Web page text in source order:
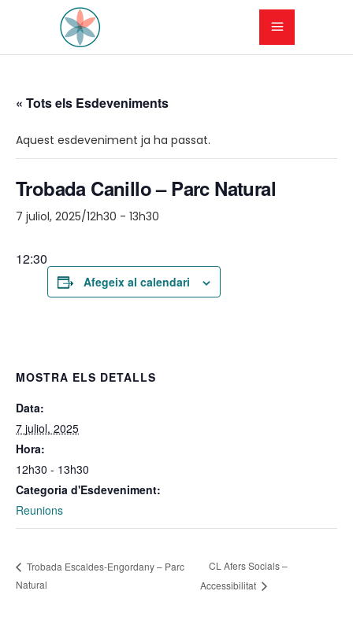
« Tots els Esdeveniments
Aquest esdeveniment ja ha passat.
Trobada Canillo – Parc Natural
7 juliol, 2025/12h30 - 13h30
12:30
Afegeix al calendari
MOSTRA ELS DETALLS
Data:
7 juliol, 2025
Hora:
12h30 - 13h30
Categoria d'Esdeveniment:
Reunions
Trobada Escaldes-Engordany – Parc
Natural
CL Afers Socials –
Accessibilitat